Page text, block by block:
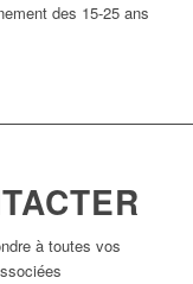
des 15-25 ans
à toutes vos